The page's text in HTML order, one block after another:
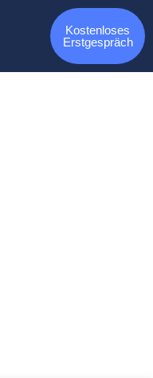
Kostenloses
Erstgespräch